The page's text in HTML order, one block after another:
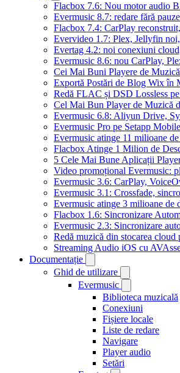
Flacbox 7.6: Nou motor audio
Evermusic 8.7: redare fără
Flacbox 7.4: CarPlay
Evervideo 1.7: Plex, Jellyfin
Evertag 4.2: noi conexiuni
Evermusic 8.6: nou CarPlay,
Cei Mai Buni Playere de
Exportă Postări de Blog Wix în
Redă FLAC și DSD Lossless
Cel Mai Bun Player de Muzică
Evermusic 6.8: Aliyun Drive,
Evermusic Pro pe Setapp
Evermusic atinge 11 milioane
Flacbox Atinge 1 Milion de
5 Cele Mai Bune Aplicații
Video promoțional Evermusic:
Evermusic 3.6: CarPlay,
Evermusic 3.1: Crossfade,
Evermusic atinge 3 milioane de
Flacbox 1.6: Sincronizare
Evermusic 2.3: Sincronizare
Redă muzică din stocarea
Streaming Audio iOS cu
Documentație
Ghid de utilizare
Evermusic
Biblioteca muzicală
Conexiuni
Fișiere locale
Liste de redare
Navigare
Player audio
Setări